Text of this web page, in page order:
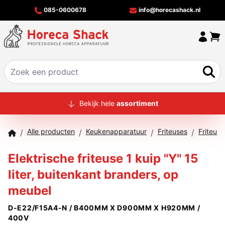
085-0600678 info@horecashack.nl
HOME
MERKEN
OFFERTECHECKER
Bekijk hele assortiment
/ Alle producten / Keukenapparatuur / Friteuses /
Elektrische friteuse 1 kuip "Y" 15
liter, buitenkant branders, op
meubel
D-E22/F15A4-N / B400MM X D900MM X H920MM /
400V